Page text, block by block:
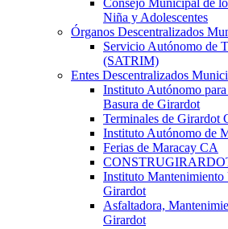
Consejo Municipal de
Niña y Adolescentes
Órganos Descentralizados
Servicio Autónomo de
(SATRIM)
Entes Descentralizados
Instituto Autónomo
Basura de Girardot
Terminales de Girardot
Instituto Autónomo de
Ferias de Maracay CA
Instituto
Girardot
Asfaltadora,
Girardot